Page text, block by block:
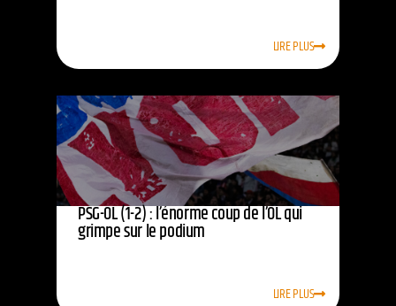
LIRE PLUS
PSG-OL (1-2) : l’énorme coup de l’OL qui
grimpe sur le podium
LIRE PLUS